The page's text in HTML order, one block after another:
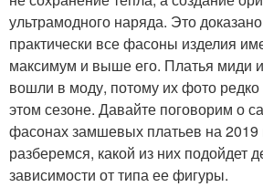
ультрамодного наряда. Это
практически все фасоны изделия
максимум и выше его. Платья миди
вошли в моду, потому их фото
этом сезоне. Давайте поговорим о
фасонах замшевых платьев на 2019
разберемся, какой из них подойдет
зависимости от типа ее фигуры.